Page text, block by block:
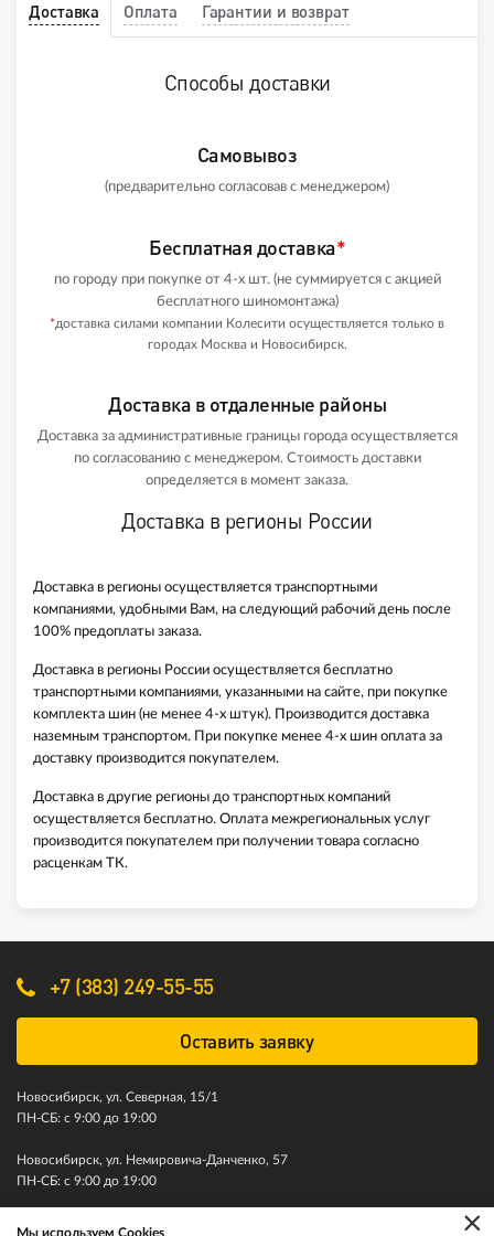
Доставка Оплата Гарантии и возврат
Способы доставки
Самовывоз
(предварительно согласовав с менеджером)
Бесплатная доставка*
по городу при покупке от 4-х шт. (не суммируется с акцией
бесплатного шиномонтажа)
*доставка силами компании Колесити осуществляется только в
городах Москва и Новосибирск.
Доставка в отдаленные районы
Доставка за административные границы города осуществляется
по согласованию с менеджером. Стоимость доставки
определяется в момент заказа.
Доставка в регионы России
Доставка в регионы осуществляется транспортными
компаниями, удобными Вам, на следующий рабочий день после
100% предоплаты заказа.
Доставка в регионы России осуществляется бесплатно
транспортными компаниями, указанными на сайте, при покупке
комплекта шин (не менее 4-х штук). Производится доставка
наземным транспортом. При покупке менее 4-х шин оплата за
доставку производится покупателем.
Доставка в другие регионы до транспортных компаний
осуществляется бесплатно. Оплата межрегиональных услуг
производится покупателем при получении товара согласно
расценкам ТК.
+7 (383) 249-55-55
Оставить заявку
Новосибирск, ул. Северная, 15/1
ПН-СБ: с 9:00 до 19:00
Новосибирск, ул. Немировича-Данченко, 57
ПН-СБ: с 9:00 до 19:00
×
Мы используем Cookies